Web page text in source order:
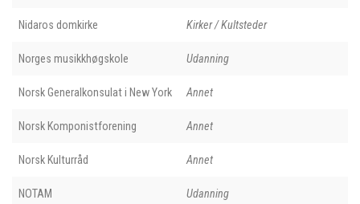
Nidaros domkirke Kirker / Kultsteder
Norges musikkhøgskole Udanning
Norsk Generalkonsulat i New York Annet
Norsk Komponistforening Annet
Norsk Kulturråd Annet
NOTAM Udanning